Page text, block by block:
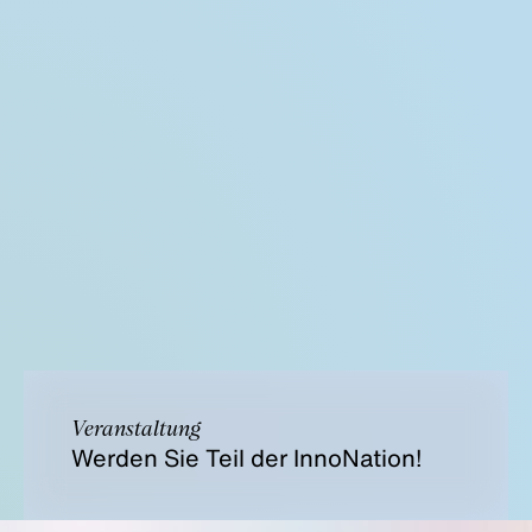
Veranstaltung
Werden Sie Teil der InnoNation!